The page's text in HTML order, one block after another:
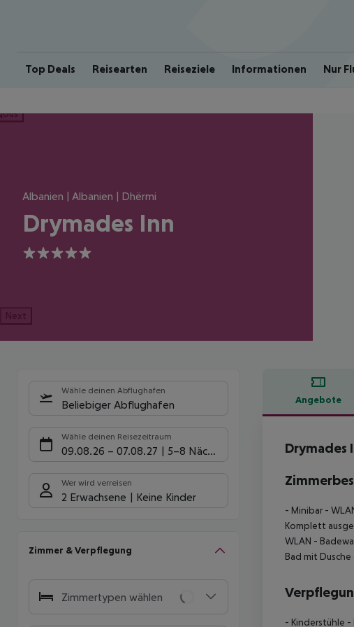
Top Deals Reisearten Reiseziele Informationen Nur
Albanien | Albanien | Dhërmi
Drymades Inn
5
Next
Wähle deinen Abflughafen
Beliebiger Abflughafen
Wähle deinen Reisezeitraum
09.08.26 – 07.08.27 5-8 Nächte
Wer wird verreisen
2 Erwachsene Keine Kinder
Zimmer & Verpflegung
Zimmertypen wählen
Angebote
Drymades
- Minibar -
Komplett
WLAN -
Bad mit
- Kinderstühle -